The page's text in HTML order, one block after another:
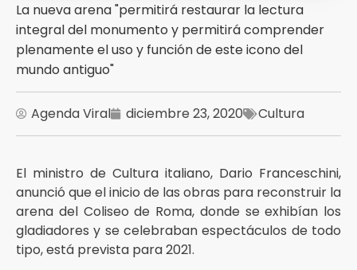
La nueva arena "permitirá restaurar la lectura
integral del monumento y permitirá comprender
plenamente el uso y función de este icono del
mundo antiguo"
Agenda Viral diciembre 23, 2020 Cultura
El ministro de Cultura italiano, Dario Franceschini,
anunció que el inicio de las obras para reconstruir la
arena del Coliseo de Roma, donde se exhibían los
gladiadores y se celebraban espectáculos de todo
tipo, está prevista para 2021.